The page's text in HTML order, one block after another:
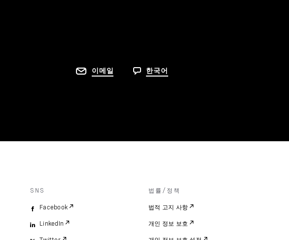
이메일 한국어
SNS
Facebook
LinkedIn
법률/정책
법적 고지 사항
개인 정보 보호